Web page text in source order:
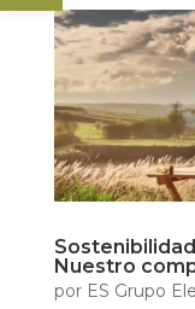
Nuestro
por ES Grupo